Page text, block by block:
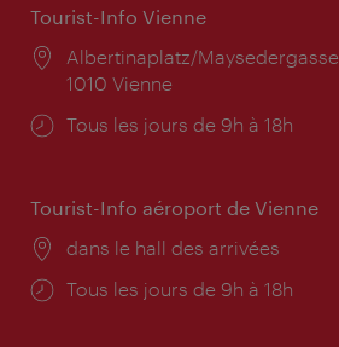
Tourist-Info Vienne
Lieu:
Albertinaplatz/Maysedergasse
1010 Vienne
Horaires
Tous les jours de 9h à 18h
Tourist-Info aéroport de Vienne
Lieu:
dans le hall des arrivées
Horaires
Tous les jours de 9h à 18h